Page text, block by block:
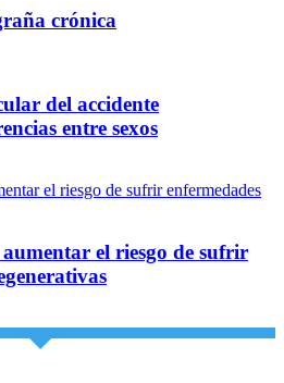
crónica
del accidente
entre sexos
el riesgo de sufrir